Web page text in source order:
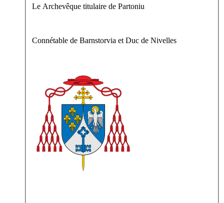
Le Archevêque titulaire de Partoniu
Connétable de Barnstorvia et Duc de Nivelles